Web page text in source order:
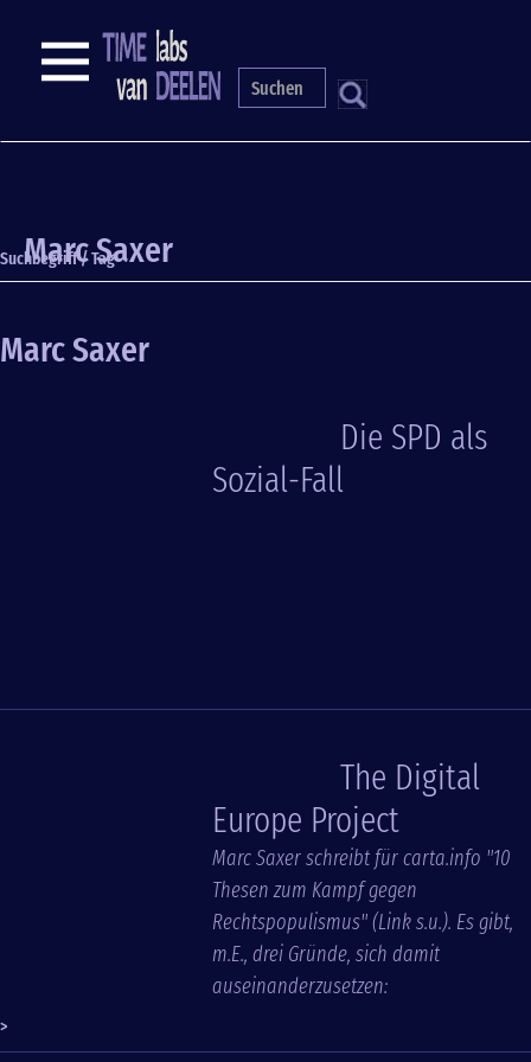
S
NAVIGATION
Marc Saxer
Suchbegriff / Tag
Marc Saxer
Die SPD als
Sozial-Fall
The Digital
Europe Project
Marc Saxer schreibt für carta.info "10
Thesen zum Kampf gegen
Rechtspopulismus" (Link s.u.). Es gibt,
m.E., drei Gründe, sich damit
auseinanderzusetzen:
>